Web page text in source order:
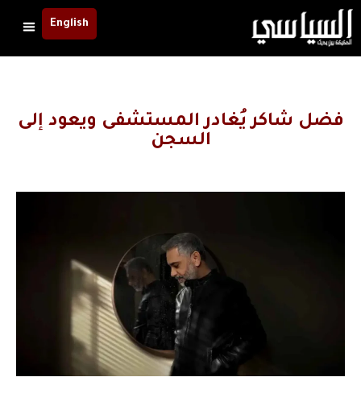
English
فضل شاكر يُغادر المستشفى ويعود إلى
السجن